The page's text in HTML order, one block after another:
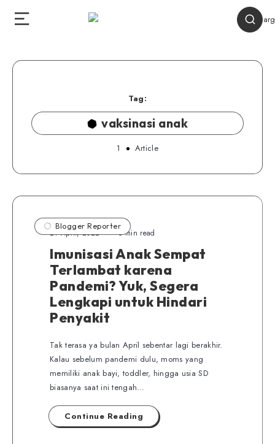
Tag:
vaksinasi anak
1 Article
Blogger Reporter
21 April, 2022 6 min read
Imunisasi Anak Sempat
Terlambat karena
Pandemi? Yuk, Segera
Lengkapi untuk Hindari
Penyakit
Tak terasa ya bulan April sebentar lagi berakhir.
Kalau sebelum pandemi dulu, moms yang
memiliki anak bayi, toddler, hingga usia SD
biasanya saat ini tengah…
Continue Reading